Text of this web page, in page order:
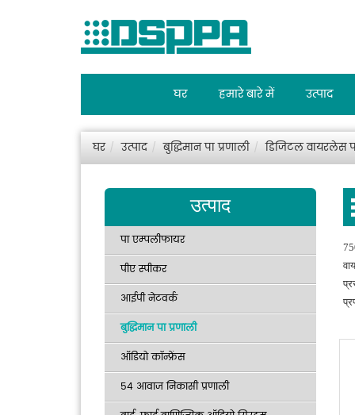
घर हमारे बारे में उत्पाद
घर उत्पाद बुद्धिमान पा प्रणाली डिजिटल वायरलेस
उत्पाद
पा एम्पलीफायर
पीए स्पीकर
आईपी नेटवर्क
बुद्धिमान पा प्रणाली
ऑडियो कॉन्फ्रेंस
54 आवाज निकासी प्रणाली